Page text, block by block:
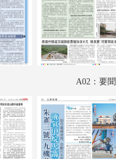
A02：要聞